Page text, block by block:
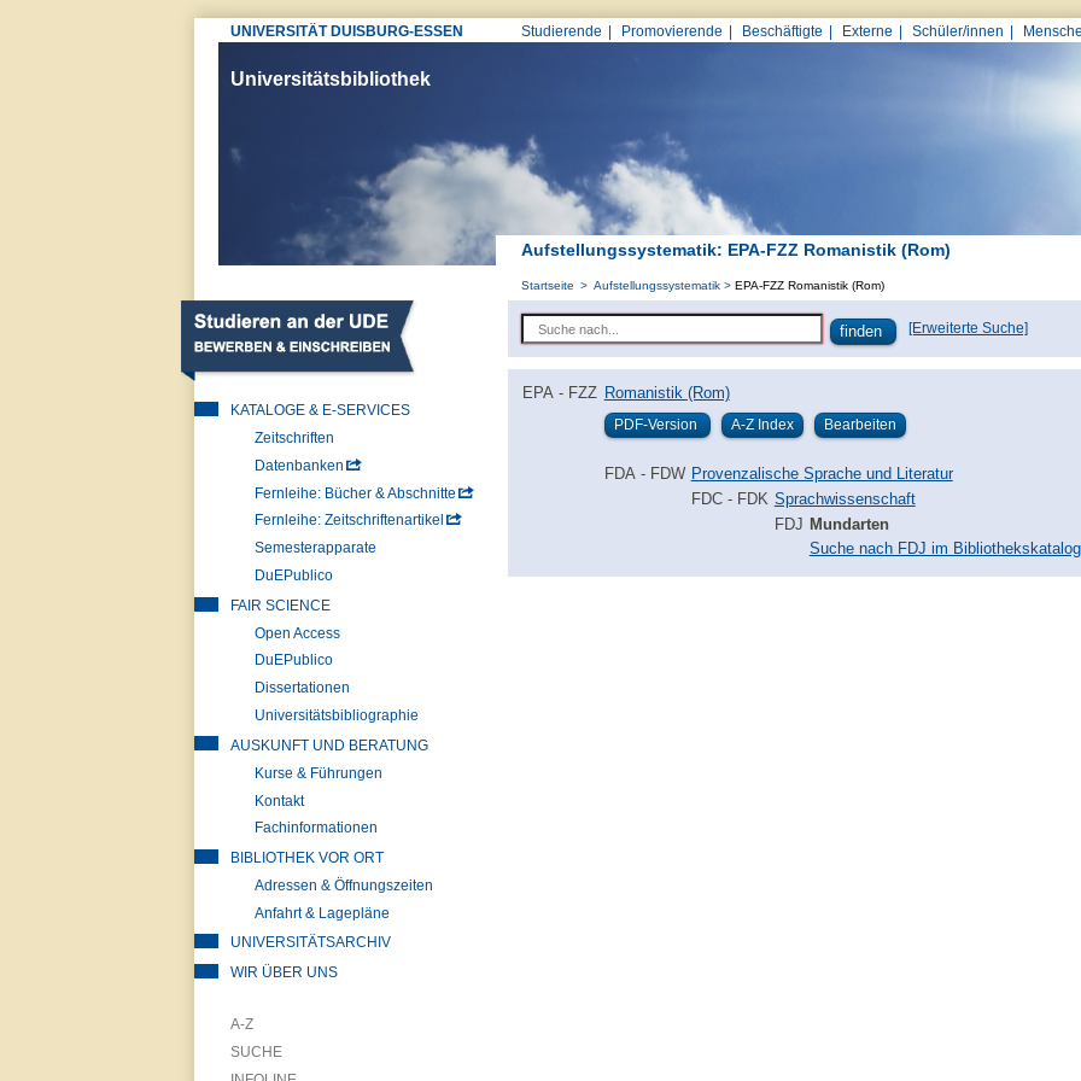
UNIVERSITÄT DUISBURG-ESSEN Studierende Promovierende Beschäftigte Externe Schüler/innen
Universitätsbibliothek
Aufstellungssystematik: EPA-FZZ Romanistik (Rom)
Startseite Aufstellungssystematik EPA-FZZ Romanistik (Rom)
KATALOGE & E-SERVICES
Zeitschriften
Datenbanken
Fernleihe: Bücher & Abschnitte
Fernleihe: Zeitschriftenartikel
Semesterapparate
DuEPublico
FAIR SCIENCE
Open Access
DuEPublico
Dissertationen
Universitätsbibliographie
AUSKUNFT UND BERATUNG
Kurse & Führungen
Kontakt
Fachinformationen
BIBLIOTHEK VOR ORT
Adressen & Öffnungszeiten
Anfahrt & Lagepläne
UNIVERSITÄTSARCHIV
WIR ÜBER UNS
A-Z
SUCHE
[Erweiterte Suche]
EPA - FZZ Romanistik (Rom)
FDA - FDW Provenzalische Sprache und Literatur
FDC - FDK Sprachwissenschaft
FDJ Mundarten
Suche nach FDJ im